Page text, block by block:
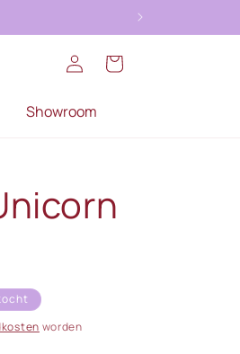
Showroom
InloggenWinkelwagen
worden